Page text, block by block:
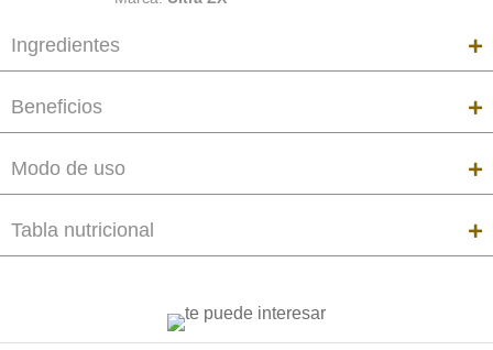
Ingredientes
Beneficios
Modo de uso
Tabla nutricional